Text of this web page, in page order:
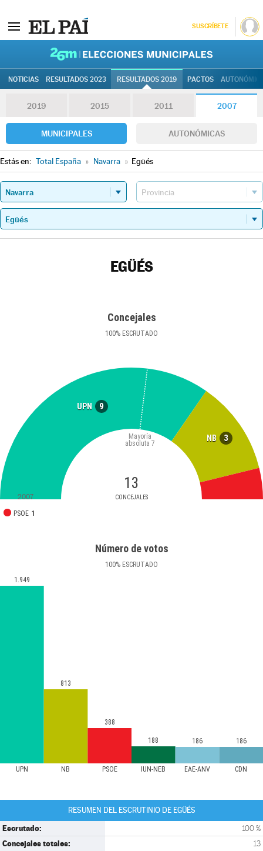
SUSCRÍBETE
NOTICIAS RESULTADOS 2023 RESULTADOS 2019 PACTOS
2019 2015 2011 2007
MUNICIPALES AUTONÓMICAS
Estás en: Total España » Navarra » Egüés
EGÜÉS
Concejales
100% ESCRUTADO
UPN 9
NB 3
13
CONCEJALES
Mayoría
absoluta 7
PSOE 1
2007
Número de votos
100% ESCRUTADO
UPN NB PSOE IUN-NEB EAE-ANV CDN
1.949
813
388
188 186 186
RESUMEN DEL ESCRUTINIO DE EGÜÉS
Escrutado: 100 %
Concejales totales: 13